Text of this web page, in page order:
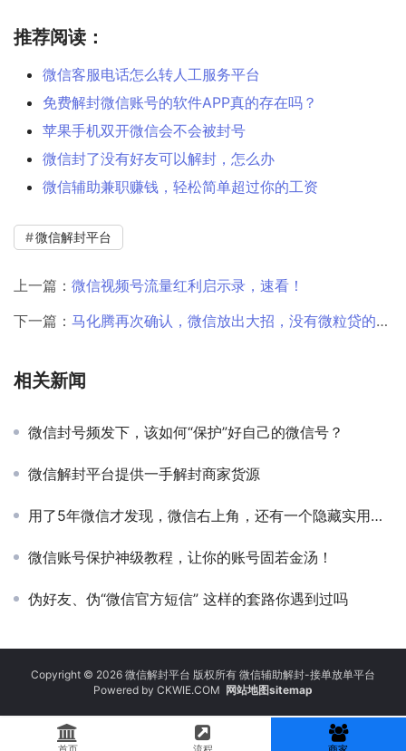
推荐阅读：
微信客服电话怎么转人工服务平台
免费解封微信账号的软件APP真的存在吗？
苹果手机双开微信会不会被封号
微信封了没有好友可以解封，怎么办
微信辅助兼职赚钱，轻松简单超过你的工资
微信解封平台
上一篇： 微信视频号流量红利启示录，速看！
下一篇： 马化腾再次确认，微信放出大招，没有微粒贷的有福了
相关新闻
微信封号频发下，该如何“保护”好自己的微信号？
微信解封平台提供一手解封商家货源
用了5年微信才发现，微信右上角，还有一个隐藏实用功能
微信账号保护神级教程，让你的账号固若金汤！
伪好友、伪“微信官方短信” 这样的套路你遇到过吗
Copyright © 2026 微信解封平台 版权所有 微信辅助解封-接单放单平台
Powered by CKWIE.COM 网站地图sitemap